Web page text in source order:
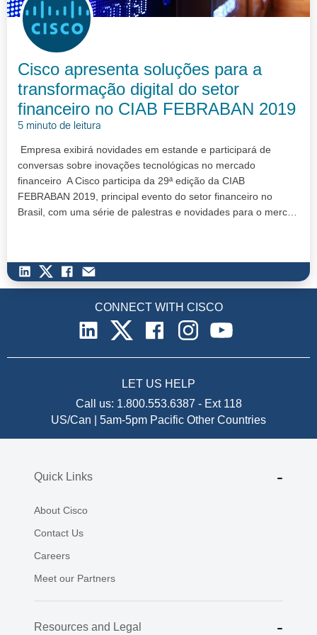
Cisco apresenta soluções para a
transformação digital do setor
financeiro no CIAB FEBRABAN 2019
5 minuto de leitura
Empresa exibirá novidades em estande e participará de
conversas sobre inovações tecnológicas no mercado
financeiro A Cisco participa da 29ª edição da CIAB
FEBRABAN 2019, principal evento do setor financeiro no
Brasil, com uma série de palestras e novidades para o merc…
CONNECT WITH CISCO
LET US HELP
Call us: 1.800.553.6387 - Ext 118
US/Can | 5am-5pm Pacific Other Countries